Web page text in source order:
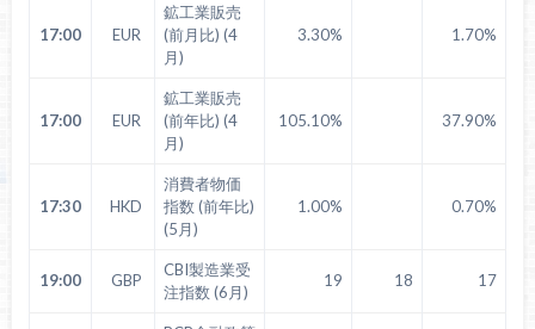
17:00 EUR
鉱工業販売
(前月比) (4
月)
3.30% 1.70%
17:00 EUR
鉱工業販売
(前年比) (4
月)
105.10% 37.90%
17:30 HKD
消費者物価
指数 (前年比)
(5月)
1.00% 0.70%
19:00 GBP
CBI製造業受
注指数 (6月)
19 18 17